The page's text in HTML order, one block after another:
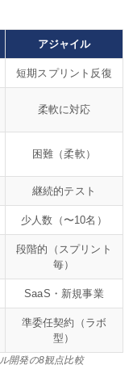
アジャイル
短期スプリント反復
柔軟に対応
困難（柔軟）
継続的テスト
少人数（〜10名）
段階的（スプリント
毎）
SaaS・新規事業
準委任契約（ラボ
型）
開発の8観点比較